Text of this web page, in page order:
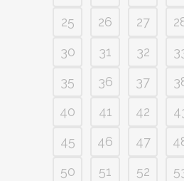
25
26 27
30
31 32
35
36 37
40
41 42
45
46 47
50
51 52